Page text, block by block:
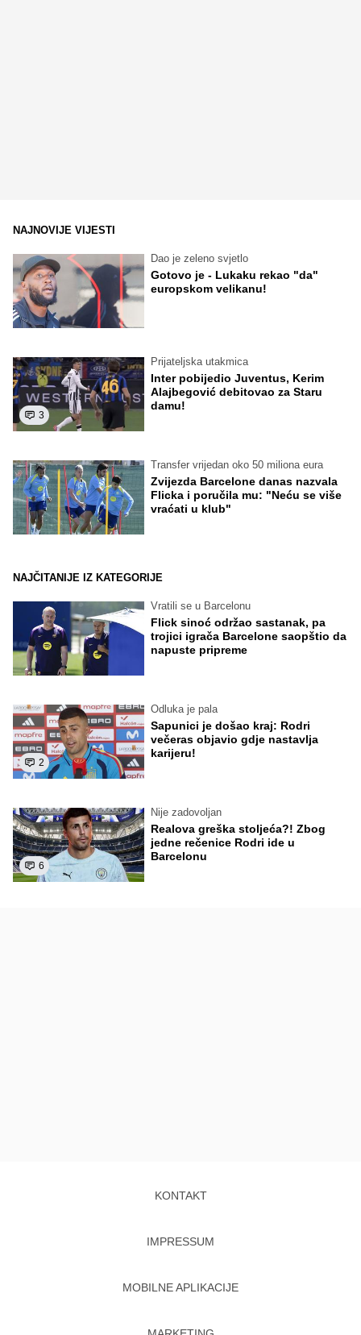
NAJNOVIJE VIJESTI
Dao je zeleno svjetlo
Gotovo je - Lukaku rekao "da"
europskom velikanu!
3
Prijateljska utakmica
Inter pobijedio Juventus, Kerim
Alajbegović debitovao za Staru
damu!
Transfer vrijedan oko 50 miliona eura
Zvijezda Barcelone danas nazvala
Flicka i poručila mu: "Neću se više
vraćati u klub"
NAJČITANIJE IZ KATEGORIJE
Vratili se u Barcelonu
Flick sinoć održao sastanak, pa
trojici igrača Barcelone saopštio da
napuste pripreme
2
Odluka je pala
Sapunici je došao kraj: Rodri
večeras objavio gdje nastavlja
karijeru!
6
Nije zadovoljan
Realova greška stoljeća?! Zbog
jedne rečenice Rodri ide u
Barcelonu
KONTAKT
IMPRESSUM
MOBILNE APLIKACIJE